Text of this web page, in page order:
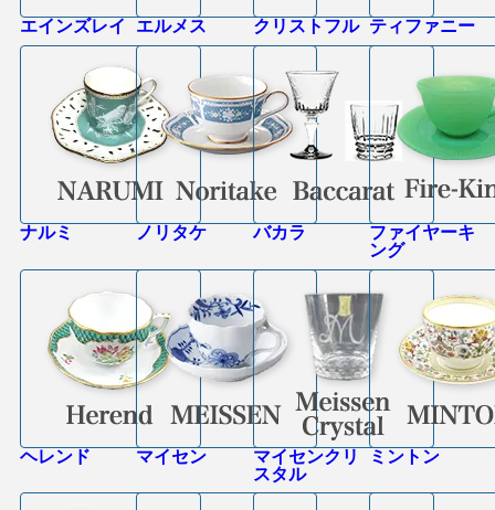
エインズレイ エルメス クリストフル ティファニー
ナルミ ノリタケ バカラ
ファイヤーキ
ング
ヘレンド マイセン
マイセンクリ
スタル
ミントン